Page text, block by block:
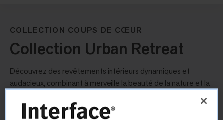
COLLECTION COUPS DE CŒUR
Collection Urban Retreat
Découvrez des revêtements intérieurs dynamiques et
audacieux, combinant à merveille la beauté de la nature et la
évoquant la nature qui s’invite dans l’environnement urbain,